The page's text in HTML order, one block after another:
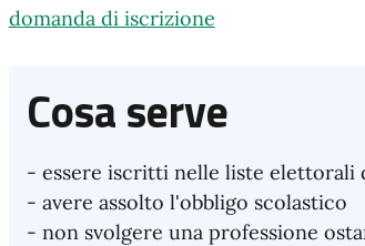
domanda di iscrizione
Cosa serve
- essere iscritti nelle liste elettorali
- avere assolto l'obbligo scolastico
- non svolgere una professione